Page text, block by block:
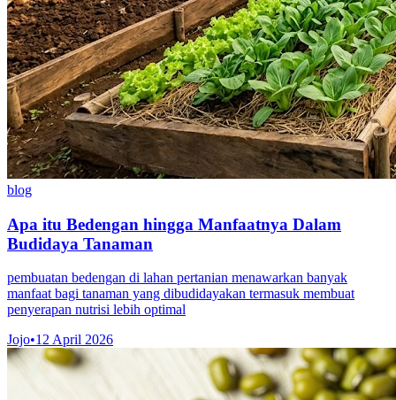
blog
Apa itu Bedengan hingga Manfaatnya Dalam
Budidaya Tanaman
pembuatan bedengan di lahan pertanian menawarkan banyak
manfaat bagi tanaman yang dibudidayakan termasuk membuat
penyerapan nutrisi lebih optimal
Jojo•12 April 2026